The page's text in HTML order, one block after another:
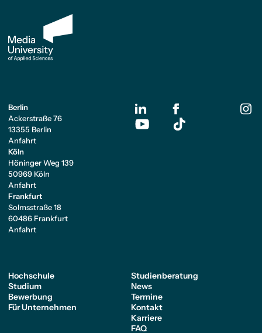
Berlin
Ackerstraße 76
13355 Berlin
Anfahrt
Köln
Höninger Weg 139
50969 Köln
Anfahrt
Frankfurt
Solmsstraße 18
60486 Frankfurt
Anfahrt
Hochschule
Studium
Bewerbung
Für Unternehmen
Studienberatung
News
Termine
Kontakt
Karriere
FAQ